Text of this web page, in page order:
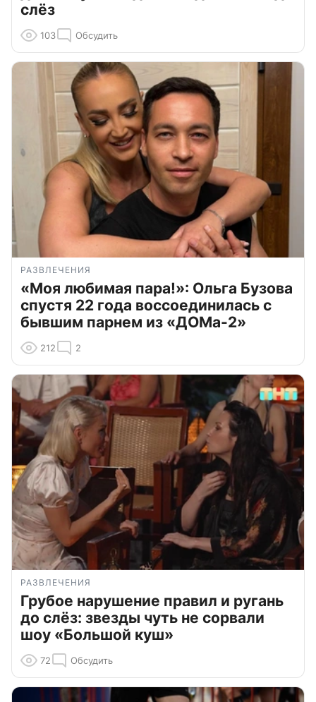
слёз
103 Обсудить
РАЗВЛЕЧЕНИЯ
«Моя любимая пара!»: Ольга Бузова
спустя 22 года воссоединилась с
бывшим парнем из «ДОМа-2»
212 2
РАЗВЛЕЧЕНИЯ
Грубое нарушение правил и ругань
до слёз: звезды чуть не сорвали
шоу «Большой куш»
72 Обсудить